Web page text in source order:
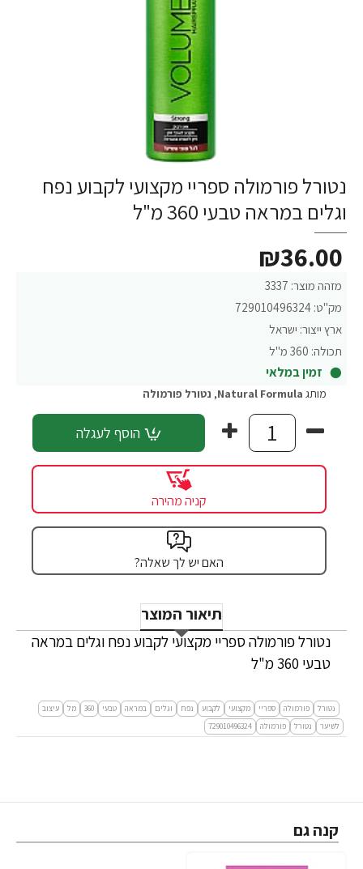
נטורל פורמולה ספריי מקצועי לקבוע נפח
וגלים במראה טבעי 360 מ"ל
מזהה מוצר: 3337
מק"ט: 729010496324
ארץ ייצור: ישראל
תכולה: 360 מ"ל
זמין במלאי
₪36.00
מותג Natural Formula
, נטורל פורמולה
הוסף לעגלה
קניה מהירה
האם יש לך שאלה?
תיאור המוצר
נטורל פורמולה ספריי מקצועי לקבוע נפח וגלים במראה
טבעי 360 מ"ל
נטורל פורמולה ספריי מקצועי לקבוע נפח וגלים במראה טבעי 360 מל
עיצוב
לשיער
נטורל פורמולה 729010496324
קנה גם